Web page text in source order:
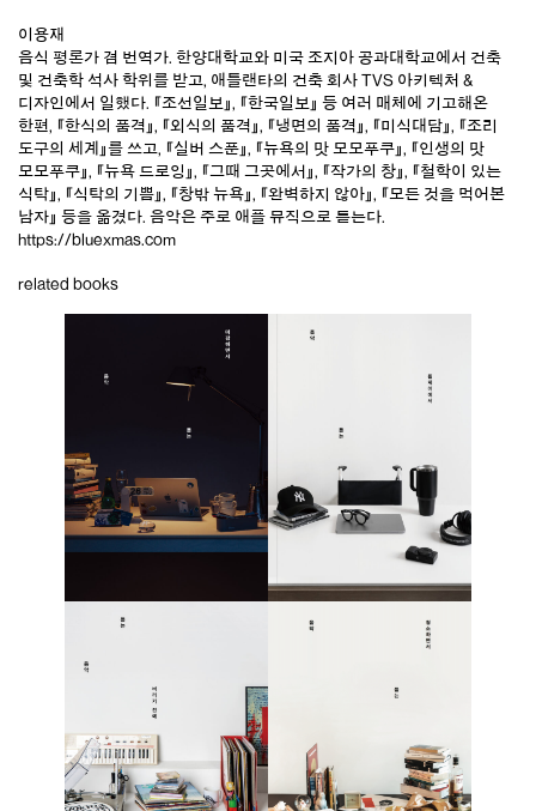
이용재
음식 평론가 겸 번역가. 한양대학교와 미국 조지아 공과대학교에서 건축
및 건축학 석사 학위를 받고, 애틀랜타의 건축 회사 TVS 아키텍처 &
디자인에서 일했다. 『조선일보』, 『한국일보』 등 여러 매체에 기고해온
한편, 『한식의 품격』, 『외식의 품격』, 『냉면의 품격』, 『미식대담』, 『조리
도구의 세계』를 쓰고, 『실버 스푼』, 『뉴욕의 맛 모모푸쿠』, 『인생의 맛
모모푸쿠』, 『뉴욕 드로잉』, 『그때 그곳에서』, 『작가의 창』, 『철학이 있는
식탁』, 『식탁의 기쁨』, 『창밖 뉴욕』, 『완벽하지 않아』, 『모든 것을 먹어본
남자』 등을 옮겼다. 음악은 주로 애플 뮤직으로 듣는다.
https://bluexmas.com
related books